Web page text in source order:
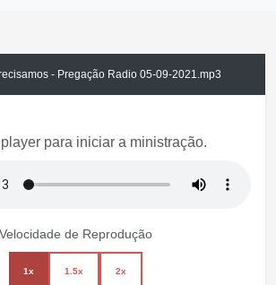
- Pregação Radio 05-09-2021.mp3
para iniciar a ministração.
Velocidade de Reprodução
1x 1.5x 2x